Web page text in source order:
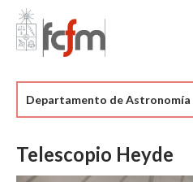
Estudiantes
Académicas/os
Departamento de Astronomía
Telescopio Heyde